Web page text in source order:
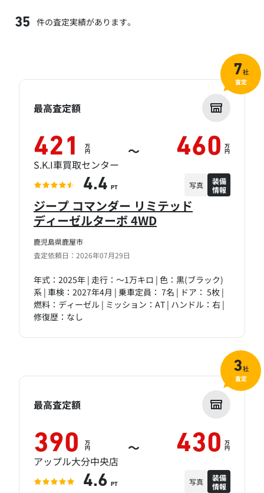
35 件の査定実績があります。
鹿児島県鹿屋市
査定依頼日：2026年07月29日
ジープ コマンダー リミテッド
ディーゼルターボ 4WD
年式：2025年 | 走行：～1万キロ | 色：黒(ブラック)
系 | 車検：2027年4月 | 乗車定員： 7名 | ドア： 5枚 |
燃料：ディーゼル | ミッション：AT | ハンドル：右 |
修復歴：なし
最高査定額
421 万
円 ～ 460 万
円
S.K.I車買取センター
4.4 PT 写真
装備
情報
7社
査定
最高査定額
390 万
円 ～ 430 万
円
アップル大分中央店
4.6 PT 写真
装備
情報
3社
査定